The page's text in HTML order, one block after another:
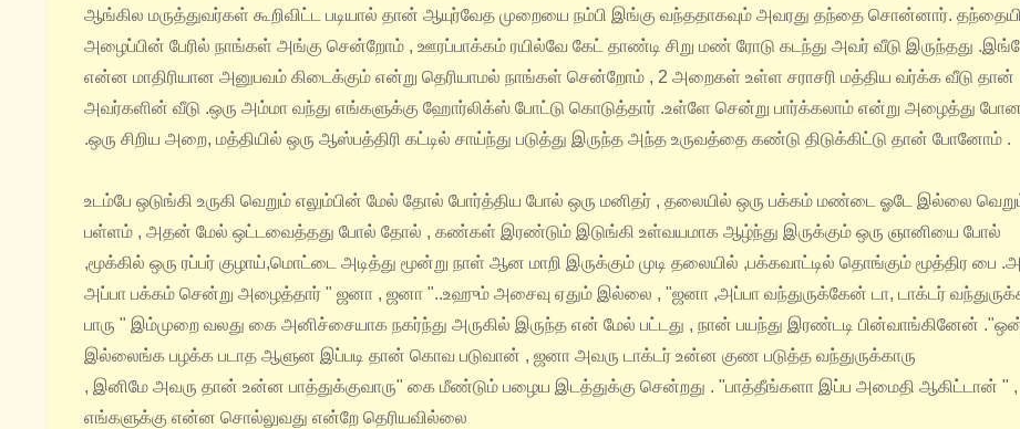
ஆங்கில மருத்துவர்கள் கூறிவிட்ட படியால் தான் ஆயுர்வேத முறையை நம்பி இங்கு வந்ததாகவும் அவரது தந்தை சொன்னார்.
அழைப்பின் பேரில் நாங்கள் அங்கு சென்றோம் , ஊரப்பாக்கம் ரயில்வே கேட் தாண்டி சிறு மண் ரோடு கடந்து அவர் வீடு இருந்தது
என்ன மாதிரியான அனுபவம் கிடைக்கும் என்று தெரியாமல் நாங்கள் சென்றோம் , 2 அறைகள் உள்ள சராசரி மத்திய வர்க்க வீடு தான்
அவர்களின் வீடு .ஒரு அம்மா வந்து எங்களுக்கு ஹோர்லிக்ஸ் போட்டு கொடுத்தார் .உள்ளே சென்று பார்க்கலாம் என்று அழைத்து
.ஒரு சிறிய அறை, மத்தியில் ஒரு ஆஸ்பத்திரி கட்டில் சாய்ந்து படுத்து இருந்த அந்த உருவத்தை கண்டு திடுக்கிட்டு தான் போனோம் .
உடம்பே ஒடுங்கி உருகி வெறும் எலும்பின் மேல் தோல் போர்த்திய போல் ஒரு மனிதர் , தலையில் ஒரு பக்கம் மண்டை ஓடே இல்லை
பள்ளம் , அதன் மேல் ஒட்டவைத்தது போல் தோல் , கண்கள் இரண்டும் இடுங்கி உள்வயமாக ஆழ்ந்து இருக்கும் ஒரு ஞானியை போல்
,மூக்கில் ஒரு ரப்பர் குழாய்,மொட்டை அடித்து மூன்று நாள் ஆன மாறி இருக்கும் முடி தலையில் ,பக்கவாட்டில் தொங்கும் மூத்திர பை .
அப்பா பக்கம் சென்று அழைத்தார் " ஜனா , ஜனா "..உஹும் அசைவு ஏதும் இல்லை , "ஜனா ,அப்பா வந்துருக்கேன் டா, டாக்டர்
பாரு " இம்முறை வலது கை அனிச்சையாக நகர்ந்து அருகில் இருந்த என் மேல் பட்டது , நான் பயந்து இரண்டடி பின்வாங்கினேன்
இல்லைங்க பழக்க படாத ஆளுன இப்படி தான் கொவ படுவான் , ஜனா அவரு டாக்டர் உன்ன குண படுத்த வந்துருக்காரு
, இனிமே அவரு தான் உன்ன பாத்துக்குவாரு" கை மீண்டும் பழைய இடத்துக்கு சென்றது . "பாத்தீங்களா இப்ப அமைதி ஆகிட்டான் " ,
எங்களுக்கு என்ன சொல்லுவது என்றே தெரியவில்லை